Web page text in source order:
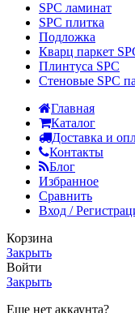
SPC ламинат
SPC плитка
Подложка
Кварц паркет
Плинтуса SPC
Стеновые SPC
Главная
Каталог
Доставка и
Контакты
Блог
Избранное
Сравнить
Вход /
Корзина
Закрыть
Войти
Закрыть
Еще нет аккаунта?